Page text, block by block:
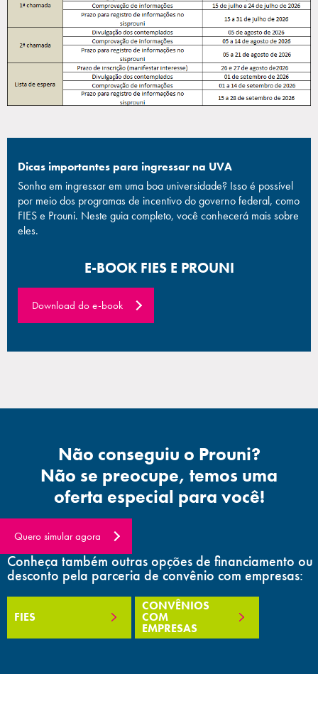
Dicas importantes para ingressar na UVA
Sonha em ingressar em uma boa universidade? Isso é possível
por meio dos programas de incentivo do governo federal, como
FIES e Prouni. Neste guia completo, você conhecerá mais sobre
eles.
E-BOOK FIES E PROUNI
Download do e-book
Não conseguiu o Prouni?
Não se preocupe, temos uma
oferta especial para você!
Quero simular agora
Conheça também outras opções de financiamento ou
desconto pela parceria de convênio com empresas:
FIES
CONVÊNIOS
COM
EMPRESAS